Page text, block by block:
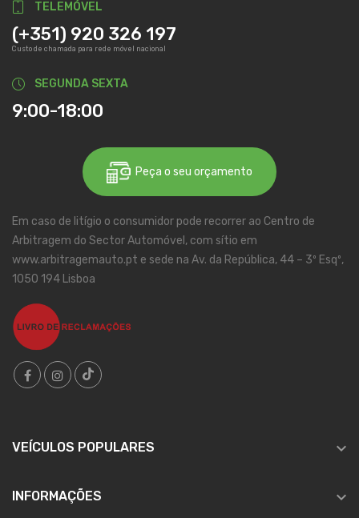
TELEMÓVEL
(+351) 920 326 197
Custo de chamada para rede móvel nacional
SEGUNDA SEXTA
9:00-18:00
Peça o seu orçamento
Em caso de litígio o consumidor pode recorrer ao Centro de
Arbitragem do Sector Automóvel, com sítio em
www.arbitragemauto.pt e sede na Av. da República, 44 – 3º Esqº,
1050 194 Lisboa
VEÍCULOS POPULARES 
INFORMAÇÕES 